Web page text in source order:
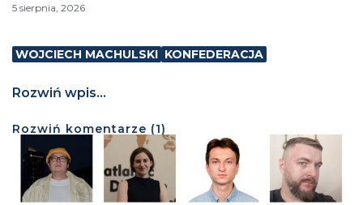
5 sierpnia, 2026
WOJCIECH MACHULSKI KONFEDERACJA
Rozwiń wpis...
Rozwiń komentarze (1)